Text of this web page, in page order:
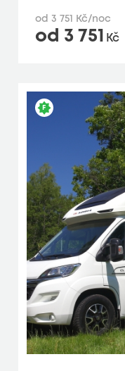
od 3 751 Kč/noc
od 3 751 Kč